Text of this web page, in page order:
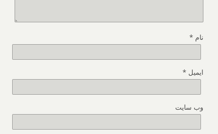
نام *
ایمیل *
وب‌ سایت